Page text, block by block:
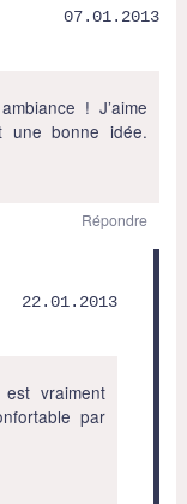
07.01.2013
! J’aime
une bonne idée.
Répondre
22.01.2013
vraiment
par